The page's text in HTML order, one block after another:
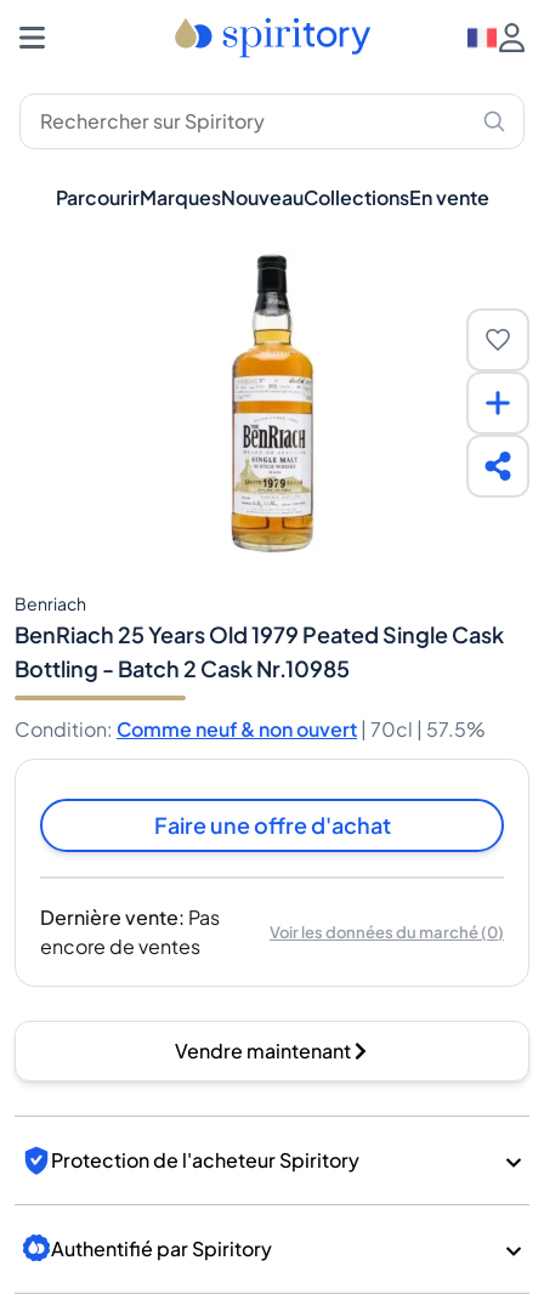
ParcourirMarquesNouveauCollectionsEn vente
Benriach
BenRiach 25 Years Old 1979 Peated Single Cask
Bottling - Batch 2 Cask Nr.10985
Condition: Comme neuf & non ouvert | 70cl | 57.5%
Faire une offre d'achat
Dernière vente: Pas
encore de ventes
Voir les données du marché(0)
Vendre maintenant
Protection de l'acheteur Spiritory
Authentifié par Spiritory